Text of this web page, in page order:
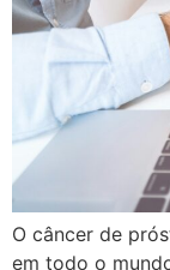
O câncer de
em todo o